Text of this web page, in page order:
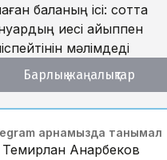
баланың ісі: сотта
иесі айыппен
мәлімдеді
Барлық жаңалықтар
арнамызда танымал
Темирлан Анарбеков